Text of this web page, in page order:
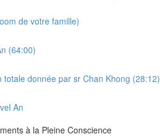
de votre famille)
(64:00)
donnée par sr Chan Khong (28:12)
An
à la Pleine Conscience